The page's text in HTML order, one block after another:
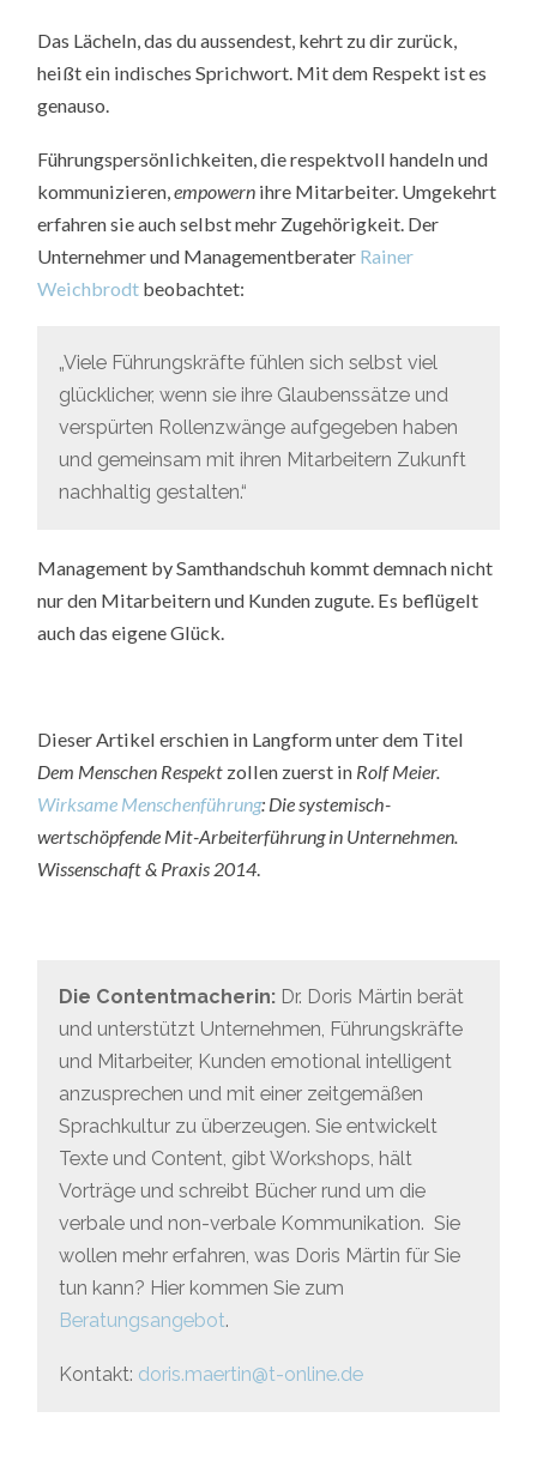
Das Lächeln, das du aussendest, kehrt zu dir zurück,
heißt ein indisches Sprichwort. Mit dem Respekt ist es
genauso.
Führungspersönlichkeiten, die respektvoll handeln und
kommunizieren,empowern ihre Mitarbeiter. Umgekehrt
erfahren sie auch selbst mehr Zugehörigkeit. Der
Unternehmer und Managementberater Rainer
Weichbrodt beobachtet:
„Viele Führungskräfte fühlen sich selbst viel
glücklicher, wenn sie ihre Glaubenssätze und
verspürten Rollenzwänge aufgegeben haben
und gemeinsam mit ihren Mitarbeitern Zukunft
nachhaltig gestalten.“
Management by Samthandschuh kommt demnach nicht
nur den Mitarbeitern und Kunden zugute. Es beflügelt
auch das eigene Glück.
Dieser Artikel erschien in Langform unter dem Titel
Dem Menschen Respekt zollen zuerst in Rolf Meier.
Wirksame Menschenführung: Die systemisch-
wertschöpfende Mit-Arbeiterführung in Unternehmen.
Wissenschaft & Praxis 2014.
Die Contentmacherin: Dr. Doris Märtin berät
und unterstützt Unternehmen, Führungskräfte
und Mitarbeiter, Kunden emotional intelligent
anzusprechen und mit einer zeitgemäßen
Sprachkultur zu überzeugen. Sie entwickelt
Texte und Content, gibt Workshops, hält
Vorträge und schreibt Bücher rund um die
verbale und non-verbale Kommunikation. Sie
wollen mehr erfahren, was Doris Märtin für Sie
tun kann? Hier kommen Sie zum
Beratungsangebot.
Kontakt: doris.maertin@t-online.de